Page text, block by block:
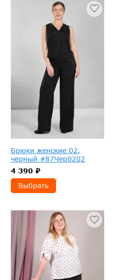
Брюки женские 02,
черный #87Чер0202
4 390 ₽
Выбрать